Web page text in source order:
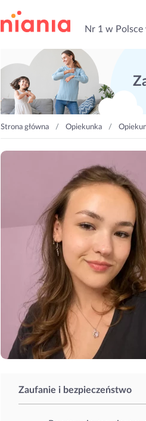
Nr 1 w Polsce
Strona główna Opiekunka
Zaufanie i bezpieczeństwo